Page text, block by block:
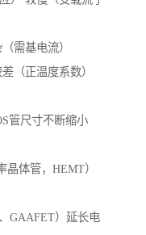
需基电流）
（正温度系数）
管尺寸不断缩小
体管，HEMT）
GAAFET）延长电